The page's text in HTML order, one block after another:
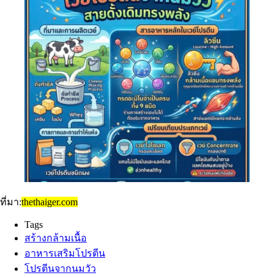
ที่มา:thethaiger.com
Tags
สร้างกล้ามเนื้อ
อาหารเสริมโปรตีน
โปรตีนจากนมวัว